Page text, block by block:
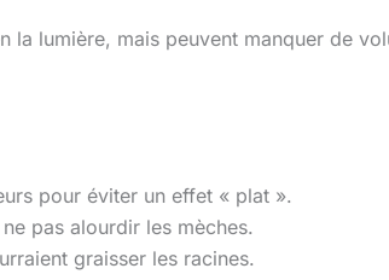
la lumière, mais peuvent manquer de
pour éviter un effet « plat ».
pas alourdir les mèches.
graisser les racines.